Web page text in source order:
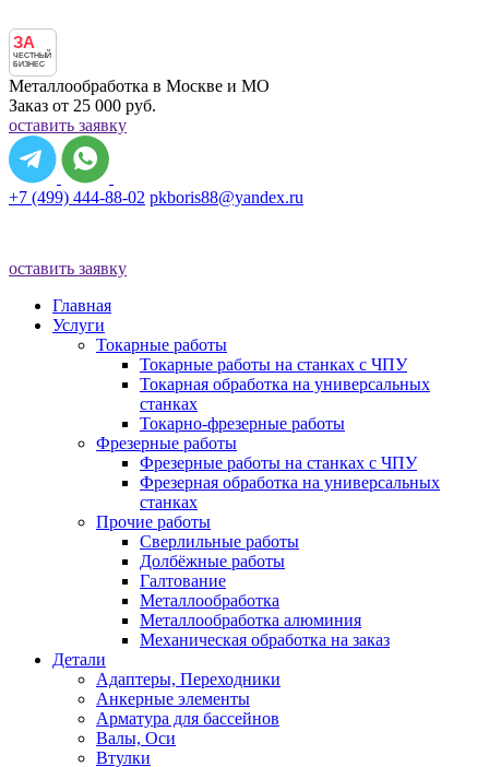
ЗА
ЧЕСТНЫЙ
БИЗНЕС
Металлообработка в Москве и МО
Заказ от 25 000 руб.
оставить заявку
+7 (499) 444-88-02 pkboris88@yandex.ru
оставить заявку
Главная
Услуги
Токарные работы
Токарные работы на станках с ЧПУ
Токарная обработка на универсальных
станках
Токарно-фрезерные работы
Фрезерные работы
Фрезерные работы на станках с ЧПУ
Фрезерная обработка на универсальных
станках
Прочие работы
Сверлильные работы
Долбёжные работы
Галтование
Металлообработка
Металлообработка алюминия
Механическая обработка на заказ
Детали
Адаптеры, Переходники
Анкерные элементы
Арматура для бассейнов
Валы, Оси
Втулки